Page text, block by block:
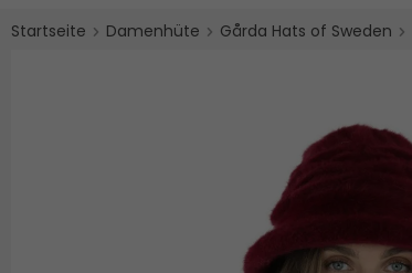
Startseite Damenhüte Gårda Hats of Sweden